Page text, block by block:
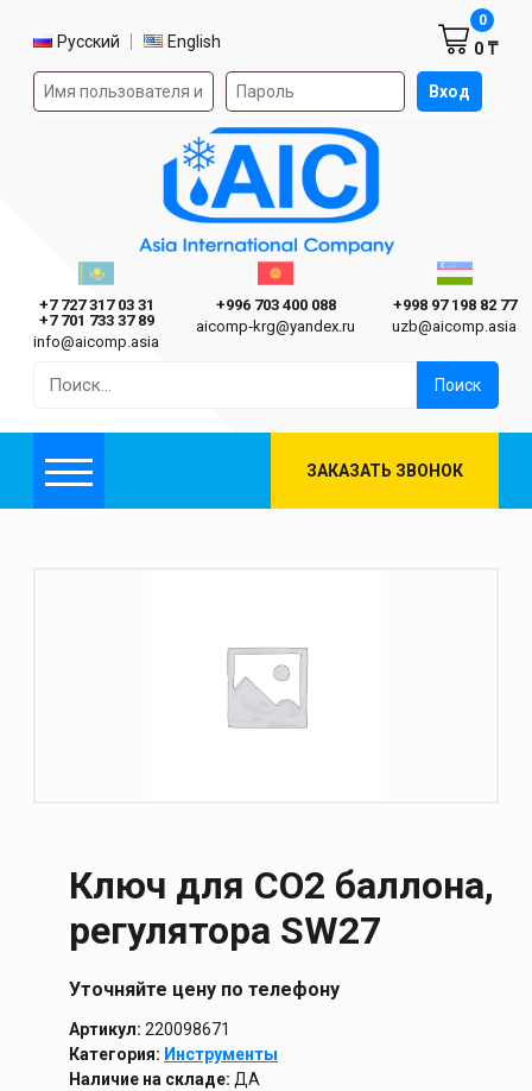
Выбор языка
Русский English
Форма авторизации на сайте Вход
0 ₸
0
Asia International Company
Казахстан г. Алматы
+7 727 317 03 31
+7 701 733 37 89
info@aicomp.asia
Киргизия г. Бишкек
+996 703 400 088
aicomp‑krg@yandex.ru
+998 97 198 82 77
uzb@aicomp.asia
Меню ЗАКАЗАТЬ ЗВОНОК
Ключ для СО2 баллона,
регулятора SW27
Уточняйте цену по телефону
Артикул: 220098671
Категория: Инструменты
Наличие на складе: ДА